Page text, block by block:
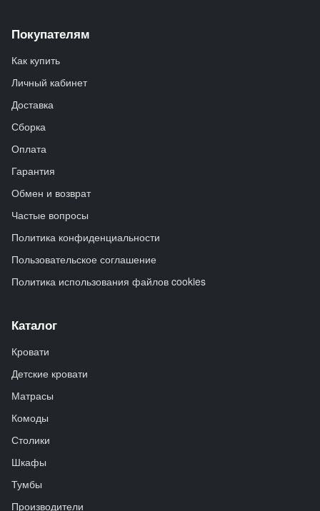
Покупателям
Как купить
Личный кабинет
Доставка
Сборка
Оплата
Гарантия
Обмен и возврат
Частые вопросы
Политика конфиденциальности
Пользовательское соглашение
Политика использования файлов cookies
Каталог
Кровати
Детские кровати
Матрасы
Комоды
Столики
Шкафы
Тумбы
Производители